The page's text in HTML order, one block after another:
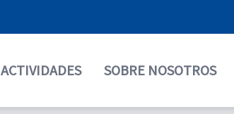
ACTIVIDADES SOBRE NOSOTROS